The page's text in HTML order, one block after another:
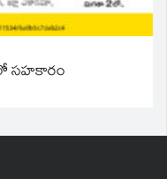
సహకారం